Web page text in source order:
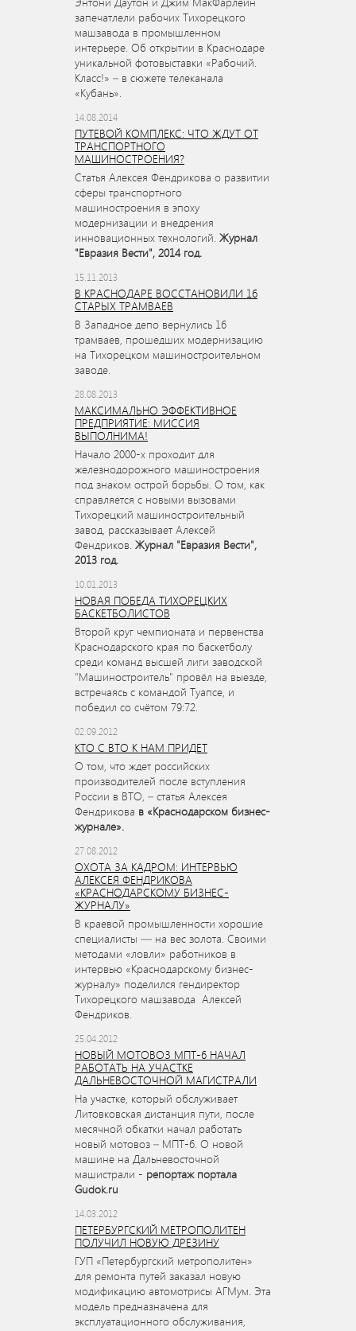
запечатлели рабочих Тихорецкого
машзавода в промышленном
интерьере. Об открытии в Краснодаре
уникальной фотовыставки «Рабочий.
Класс!» – в сюжете телеканала
«Кубань».
14.08.2014
ПУТЕВОЙ КОМПЛЕКС: ЧТО ЖДУТ ОТ
ТРАНСПОРТНОГО
МАШИНОСТРОЕНИЯ?
Статья Алексея Фендрикова о развитии
сферы транспортного
машиностроения в эпоху
модернизации и внедрения
инновационных технологий. Журнал
"Евразия Вести", 2014 год.
15.11.2013
В КРАСНОДАРЕ ВОССТАНОВИЛИ 16
СТАРЫХ ТРАМВАЕВ
В Западное депо вернулись 16
трамваев, прошедших модернизацию
на Тихорецком машиностроительном
заводе.
28.08.2013
МАКСИМАЛЬНО ЭФФЕКТИВНОЕ
ПРЕДПРИЯТИЕ: МИССИЯ
ВЫПОЛНИМА!
Начало 2000-х проходит для
железнодорожного машиностроения
под знаком острой борьбы. О том, как
справляется с новыми вызовами
Тихорецкий машиностроительный
завод, рассказывает Алексей
Фендриков. Журнал "Евразия Вести",
2013 год.
10.01.2013
НОВАЯ ПОБЕДА ТИХОРЕЦКИХ
БАСКЕТБОЛИСТОВ
Второй круг чемпионата и первенства
Краснодарского края по баскетболу
среди команд высшей лиги заводской
"Машиностроитель" провёл на выезде,
встречаясь с командой Туапсе, и
победил со счётом 79:72.
02.09.2012
КТО С ВТО К НАМ ПРИДЕТ
О том, что ждет российских
производителей после вступления
России в ВТО, – статья Алексея
Фендрикова в «Краснодарском бизнес-
журнале».
27.08.2012
ОХОТА ЗА КАДРОМ: ИНТЕРВЬЮ
АЛЕКСЕЯ ФЕНДРИКОВА
«КРАСНОДАРСКОМУ БИЗНЕС-
ЖУРНАЛУ»
В краевой промышленности хорошие
специалисты — на вес золота. Своими
методами «ловли» работников в
интервью «Краснодарскому бизнес-
журналу» поделился гендиректор
Тихорецкого машзавода Алексей
Фендриков.
25.04.2012
НОВЫЙ МОТОВОЗ МПТ-6 НАЧАЛ
РАБОТАТЬ НА УЧАСТКЕ
ДАЛЬНЕВОСТОЧНОЙ МАГИСТРАЛИ
На участке, который обслуживает
Литовковская дистанция пути, после
месячной обкатки начал работать
новый мотовоз – МПТ-6. О новой
машине на Дальневосточной
машистрали - репортаж портала
Gudok.ru
14.03.2012
ПЕТЕРБУРГСКИЙ МЕТРОПОЛИТЕН
ПОЛУЧИЛ НОВУЮ ДРЕЗИНУ
ГУП «Петербургский метрополитен»
для ремонта путей заказал новую
модификацию автомотрисы АГМум. Эта
модель предназначена для
эксплуатационного обслуживания,